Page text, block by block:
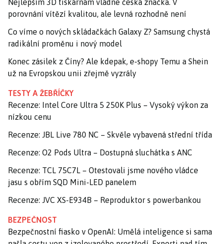
Nejlepším 3D tiskárnám vládne česká značka. V
porovnání vítězí kvalitou, ale levná rozhodně není
Co víme o nových skládačkách Galaxy Z? Samsung chystá
radikální proměnu i nový model
Konec zásilek z Číny? Ale kdepak, e-shopy Temu a Shein
už na Evropskou unii zřejmě vyzrály
TESTY A ŽEBŘÍČKY
Recenze: Intel Core Ultra 5 250K Plus – Vysoký výkon za
nízkou cenu
Recenze: JBL Live 780 NC – Skvěle vybavená střední třída
Recenze: O2 Pods Ultra – Dostupná sluchátka s ANC
Recenze: TCL 75C7L – Otestovali jsme nového vládce
jasu s obřím SQD Mini-LED panelem
Recenze: JVC XS-E934B – Reproduktor s powerbankou
BEZPEČNOST
Bezpečnostní fiasko v OpenAI: Umělá inteligence si sama